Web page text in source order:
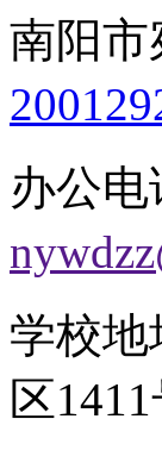
南阳
办公
学校
区